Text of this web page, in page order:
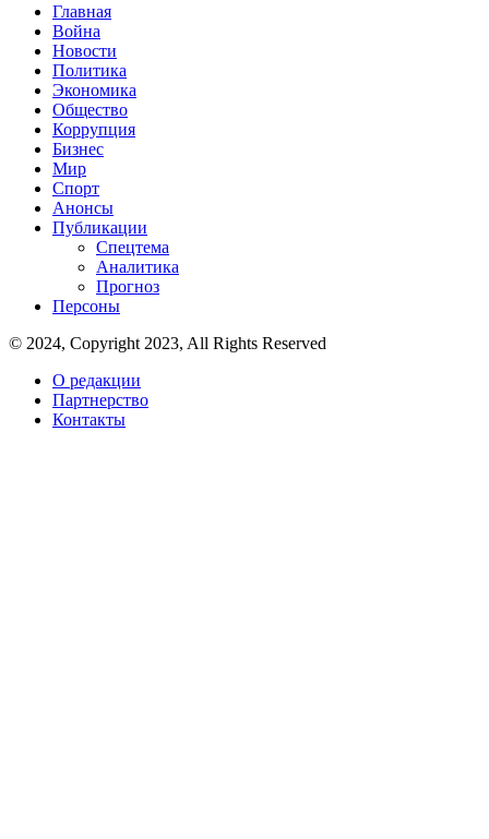
Главная
Война
Новости
Политика
Экономика
Общество
Коррупция
Бизнес
Мир
Спорт
Анонсы
Публикации
Спецтема
Аналитика
Прогноз
Персоны
© 2024, Copyright 2023, All Rights Reserved
О редакции
Партнерство
Контакты